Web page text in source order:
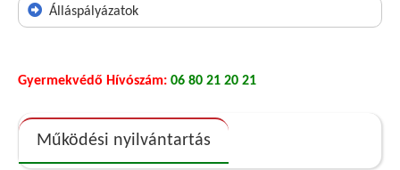
Álláspályázatok
Gyermekvédő Hívószám: 06 80 21 20 21
Működési nyilvántartás